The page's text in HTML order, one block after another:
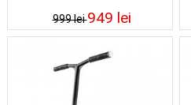
999 lei949 lei